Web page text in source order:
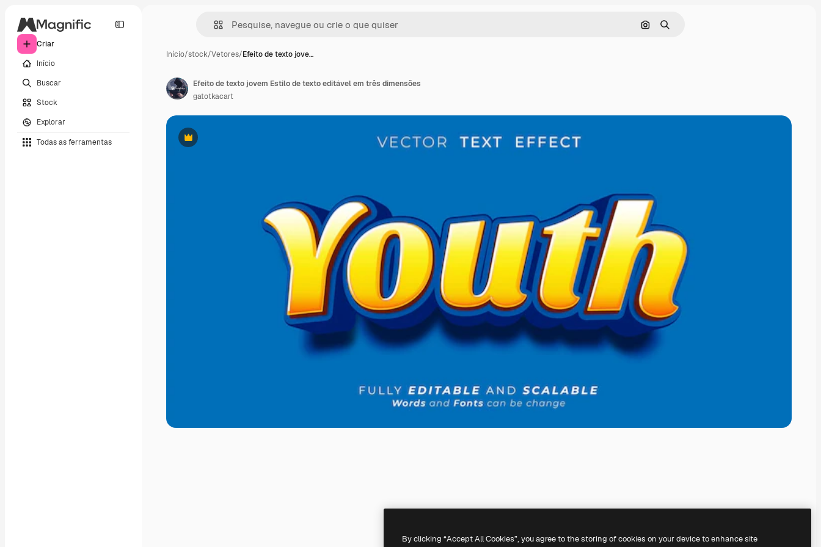
Criar
Início
Buscar
Stock
Explorar
Todas as ferramentas
Pesquisar por imagem
Buscar
Início/stock/Vetores/Efeito de texto jove…
Premium
Efeito de texto jovem Estilo de texto editável em três dimensões
gatotkacart
By clicking “Accept All Cookies”, you agree to the storing of cookies on your device to enhance site